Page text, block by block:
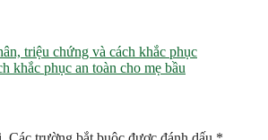
triệu chứng và cách khắc phục
khắc phục an toàn cho mẹ bầu